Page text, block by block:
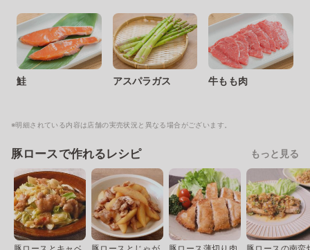
鮭 アスパラガス 牛もも肉
※明細されている内容は店舗の実売状況と異なる場合がございます。
豚ロースで作れるレシピ もっと見る